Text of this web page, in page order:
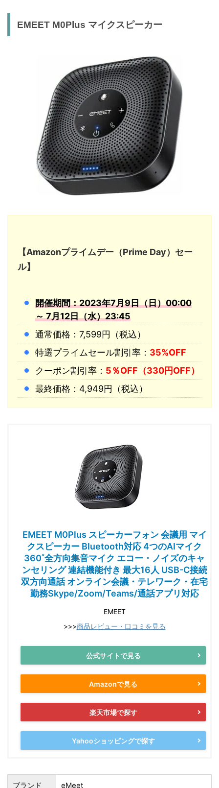
EMEET M0Plus マイクスピーカー
【Amazonプライムデー（Prime Day）セー
ル】
開催期間：2023年7月9日（日）00:00
～ 7月12日（水）23:45
通常価格：7,599円（税込）
特選プライムセール割引率： 35%OFF
クーポン割引率： 5％OFF（330円OFF）
最終価格：4,949円（税込）
EMEET M0Plus スピーカーフォン 会議用 マイ
クスピーカー Bluetooth対応 4つのAIマイク
360˚全方向集音マイク エコー・ノイズのキャ
ンセリング 連結機能付き 最大16人 USB-C接続
双方向通話 オンライン会議・テレワーク・在宅
勤務Skype/Zoom/Teams/通話アプリ対応
EMEET
>>>商品レビュー・口コミを見る
公式サイトで見る
Amazonで見る
楽天市場で探す
Yahooショッピングで探す
ブランド eMeet